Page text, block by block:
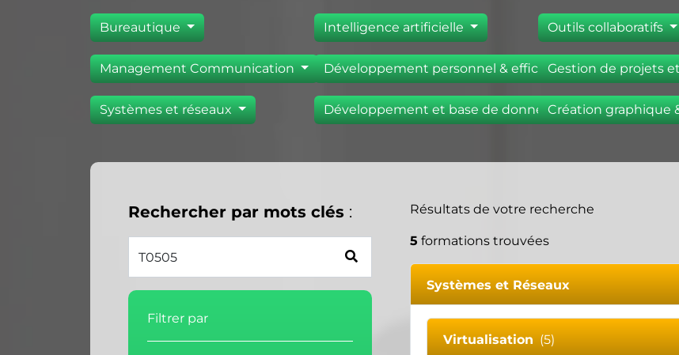
Bureautique Intelligence artificielle Outils collaboratifs
Management Communication Développement personnel & efficacité pro.Gestion de projets
Systèmes et réseaux Développement et base de donnéesCréation graphique
Rechercher par mots clés :
Filtrer par
Résultats de votre recherche
5 formations trouvées
Systèmes et Réseaux
Virtualisation (5)